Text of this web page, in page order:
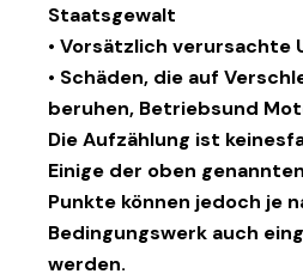
Staatsgewalt
• Vorsätzlich verursachte
• Schäden, die auf
beruhen, Betriebsund
Die Aufzählung ist
Einige der oben genannten
Punkte können jedoch je
Bedingungswerk auch
werden.